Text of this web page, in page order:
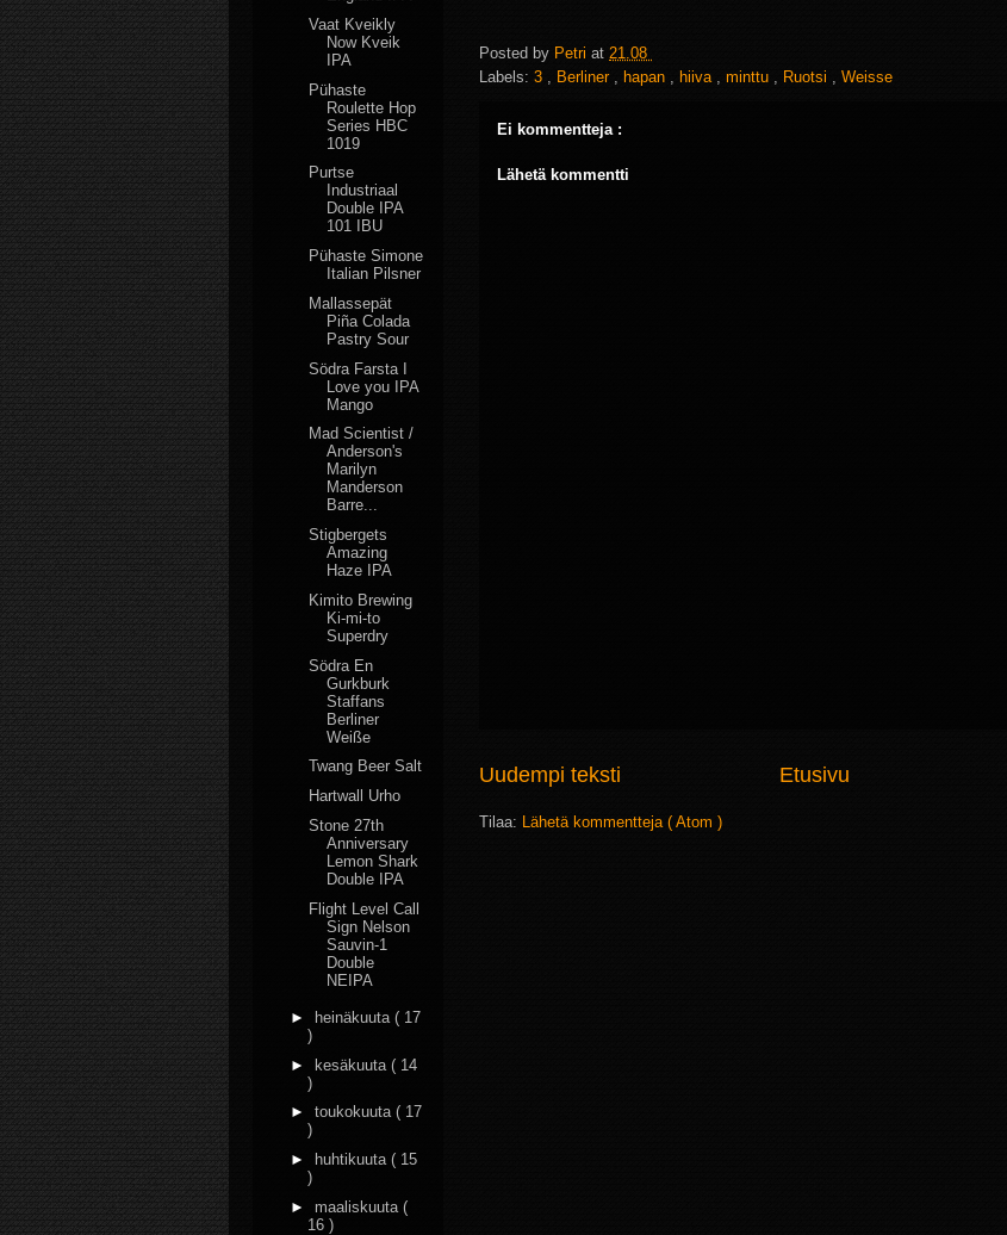
Posted by Petri at 21.08
Labels: 3 , Berliner , hapan , hiiva , minttu , Ruotsi , Weisse
Ei kommentteja :
Lähetä kommentti
Uudempi teksti Etusivu
Tilaa: Lähetä kommentteja ( Atom )
Vaat Kveikly
Now Kveik
IPA
Pühaste
Roulette Hop
Series HBC
1019
Purtse
Industriaal
Double IPA
101 IBU
Pühaste Simone
Italian Pilsner
Mallassepät
Piña Colada
Pastry Sour
Södra Farsta I
Love you IPA
Mango
Mad Scientist /
Anderson's
Marilyn
Manderson
Barre...
Stigbergets
Amazing
Haze IPA
Kimito Brewing
Ki-mi-to
Superdry
Södra En
Gurkburk
Staffans
Berliner
Weiße
Twang Beer Salt
Hartwall Urho
Stone 27th
Anniversary
Lemon Shark
Double IPA
Flight Level Call
Sign Nelson
Sauvin-1
Double
NEIPA
► heinäkuuta ( 17
)
► kesäkuuta ( 14
)
► toukokuuta ( 17
)
►
huhtikuuta ( 15
)
► maaliskuuta (
16 )